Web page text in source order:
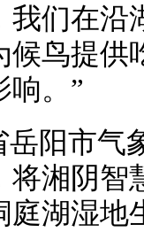
我们在沿
候鸟提
响。”
岳阳市气
将湘阴智
庭湖湿地